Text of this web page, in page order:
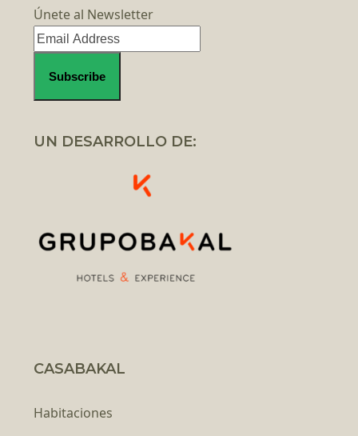
Únete al Newsletter
UN DESARROLLO DE:
CASABAKAL
Habitaciones